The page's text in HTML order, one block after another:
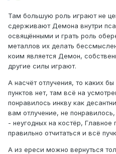
Там большую роль играют не
сдерживают Демона внутри
освящёнными и грать роль
металлов их делать
коим является Демон,
другие силы играют.
А насчёт отлучения, то каких
пунктов нет, там всё на
понравилось инкву как
вам отлучение, не
- неугодных на костёр,
правильно отчитаться и всё
А из ереси можно вернуться